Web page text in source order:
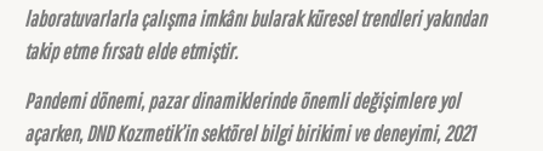
laboratuvarlarla çalışma imkânı bularak küresel trendleri yakından
takip etme fırsatı elde etmiştir.
Pandemi dönemi, pazar dinamiklerinde önemli değişimlere yol
açarken, DND Kozmetik’in sektörel bilgi birikimi ve deneyimi, 2021